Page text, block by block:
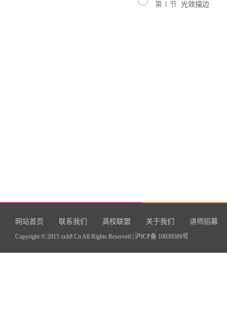
第 1 节 光效描边
网站首页 联系我们 高校联盟 关于我们 讲师招募
Copyright © 2015 zxk8.Cn All Rights Reserved | 沪ICP备 10039589号